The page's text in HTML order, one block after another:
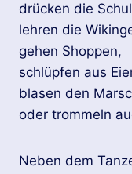
drü­cken die
leh­ren die
gehen Shop­pen,
schlüp­fen aus
bla­sen den
oder trom­meln
Neben dem